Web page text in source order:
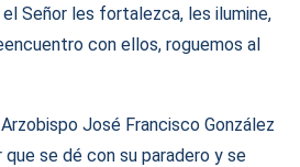
Señor les fortalezca, les ilumine,
con ellos, roguemos al
José Francisco González
se dé con su paradero y se